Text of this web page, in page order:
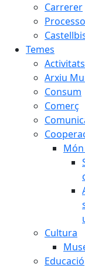
Carrerer
Temes
Arxiu
Consum
Comerç
Cultura
Educació